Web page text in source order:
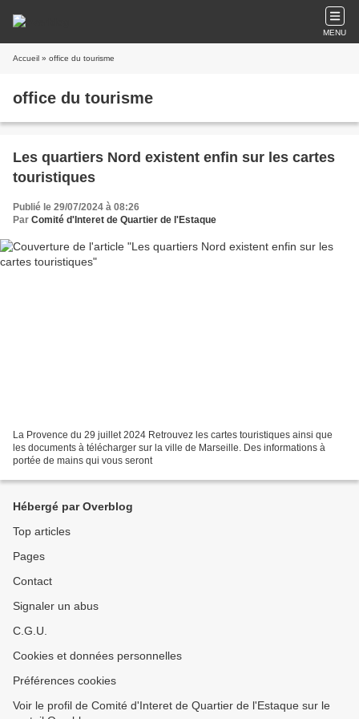
MENU
Accueil » office du tourisme
office du tourisme
Les quartiers Nord existent enfin sur les cartes
touristiques
Publié le 29/07/2024 à 08:26
Par Comité d'Interet de Quartier de l'Estaque
La Provence du 29 juillet 2024 Retrouvez les cartes touristiques ainsi que
les documents à télécharger sur la ville de Marseille. Des informations à
portée de mains qui vous seront
Hébergé par Overblog
Top articles
Pages
Contact
Signaler un abus
C.G.U.
Cookies et données personnelles
Préférences cookies
Voir le profil de Comité d'Interet de Quartier de l'Estaque sur le